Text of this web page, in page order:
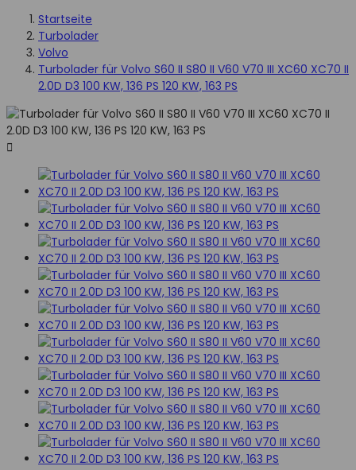
Startseite
Turbolader
Volvo
Turbolader für Volvo S60 II S80 II V60 V70 III XC60 XC70 II
2.0D D3 100 KW, 136 PS 120 KW, 163 PS
